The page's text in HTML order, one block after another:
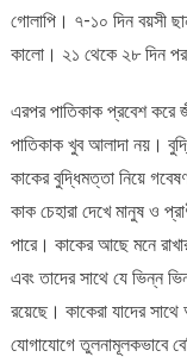
গোলাপি। ৭-১০ দিন বয়সী
কালো। ২১ থেকে ২৮ দিন পর
এরপর পাতিকাক প্রবেশ করে
পাতিকাক খুব আলাদা নয়।
কাকের বুদ্ধিমত্তা নিয়ে
কাক চেহারা দেখে মানুষ ও
পারে। কাকের আছে মনে
এবং তাদের সাথে যে ভিন্ন
রয়েছে। কাকেরা যাদের
যোগাযোগে তুলনামূলকভাবে